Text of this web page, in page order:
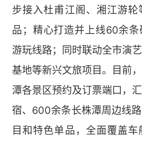
步接入杜甫江阁、湘江游轮
品；精心打造并上线60余
游玩线路；同时联动全市演
基地等新兴文旅项目。目前
潭各景区预约及订票端口，
宿、600余条长株潭周边线
目和特色单品，全面覆盖